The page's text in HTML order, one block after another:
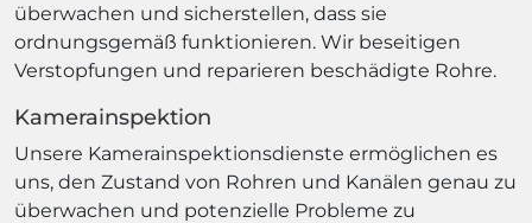
überwachen und sicherstellen, dass sie
ordnungsgemäß funktionieren. Wir beseitigen
Verstopfungen und reparieren beschädigte Rohre.
Kamerainspektion
Unsere Kamerainspektionsdienste ermöglichen es
uns, den Zustand von Rohren und Kanälen genau zu
überwachen und potenzielle Probleme zu